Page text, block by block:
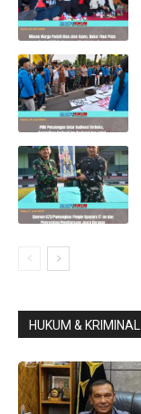
HUKUM & KRIMINAL